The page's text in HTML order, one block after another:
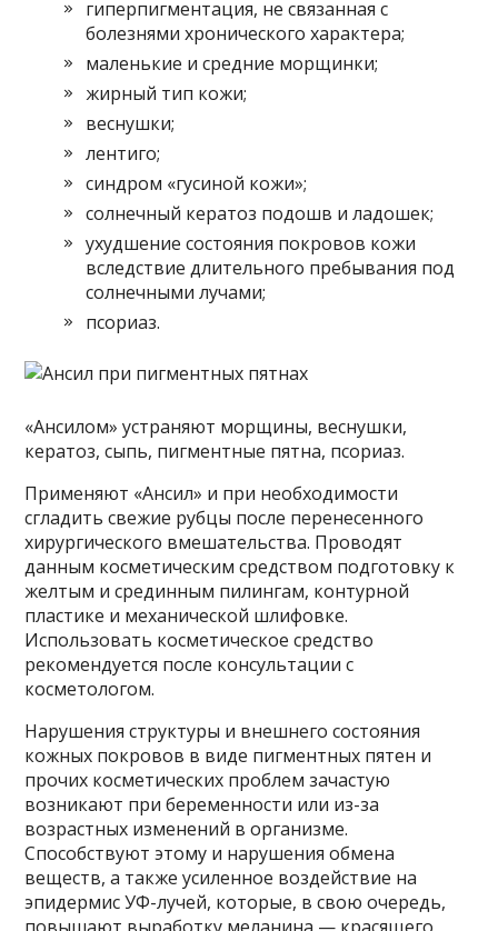
гиперпигментация, не связанная с
болезнями хронического характера;
маленькие и средние морщинки;
жирный тип кожи;
веснушки;
лентиго;
синдром «гусиной кожи»;
солнечный кератоз подошв и ладошек;
ухудшение состояния покровов кожи
вследствие длительного пребывания под
солнечными лучами;
псориаз.
«Ансилом» устраняют морщины, веснушки,
кератоз, сыпь, пигментные пятна, псориаз.
Применяют «Ансил» и при необходимости
сгладить свежие рубцы после перенесенного
хирургического вмешательства. Проводят
данным косметическим средством подготовку к
желтым и срединным пилингам, контурной
пластике и механической шлифовке.
Использовать косметическое средство
рекомендуется после консультации с
косметологом.
Нарушения структуры и внешнего состояния
кожных покровов в виде пигментных пятен и
прочих косметических проблем зачастую
возникают при беременности или из-за
возрастных изменений в организме.
Способствуют этому и нарушения обмена
веществ, а также усиленное воздействие на
эпидермис УФ-лучей, которые, в свою очередь,